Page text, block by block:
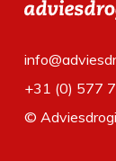
+31 (0) 577
©